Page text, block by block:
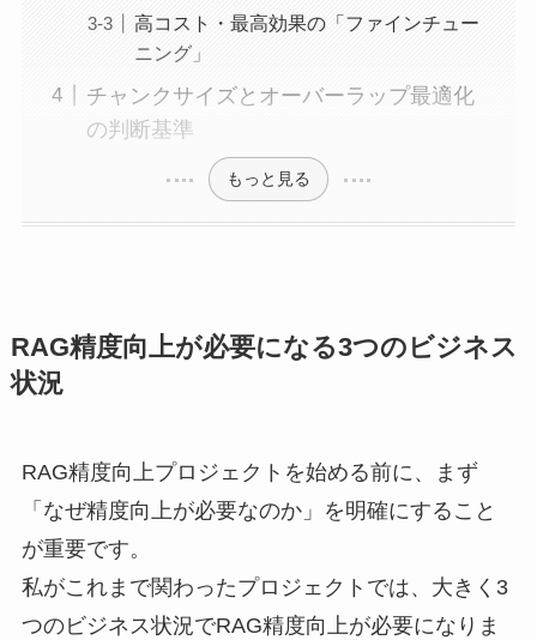
高コスト・最高効果の「ファインチュー
ニング」
チャンクサイズとオーバーラップ最適化
の判断基準
もっと見る
RAG精度向上が必要になる3つのビジネス
状況
RAG精度向上プロジェクトを始める前に、まず
「なぜ精度向上が必要なのか」を明確にすること
が重要です。
私がこれまで関わったプロジェクトでは、大きく3
つのビジネス状況でRAG精度向上が必要になりま